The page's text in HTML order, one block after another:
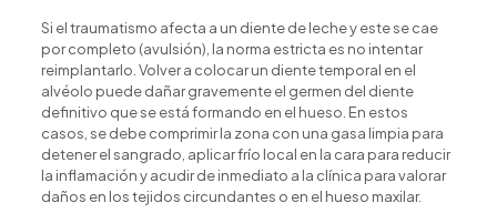
Si el traumatismo afecta a un diente de leche y este se cae
por completo (avulsión), la norma estricta es no intentar
reimplantarlo. Volver a colocar un diente temporal en el
alvéolo puede dañar gravemente el germen del diente
definitivo que se está formando en el hueso. En estos
casos, se debe comprimir la zona con una gasa limpia para
detener el sangrado, aplicar frío local en la cara para reducir
la inflamación y acudir de inmediato a la clínica para valorar
daños en los tejidos circundantes o en el hueso maxilar.